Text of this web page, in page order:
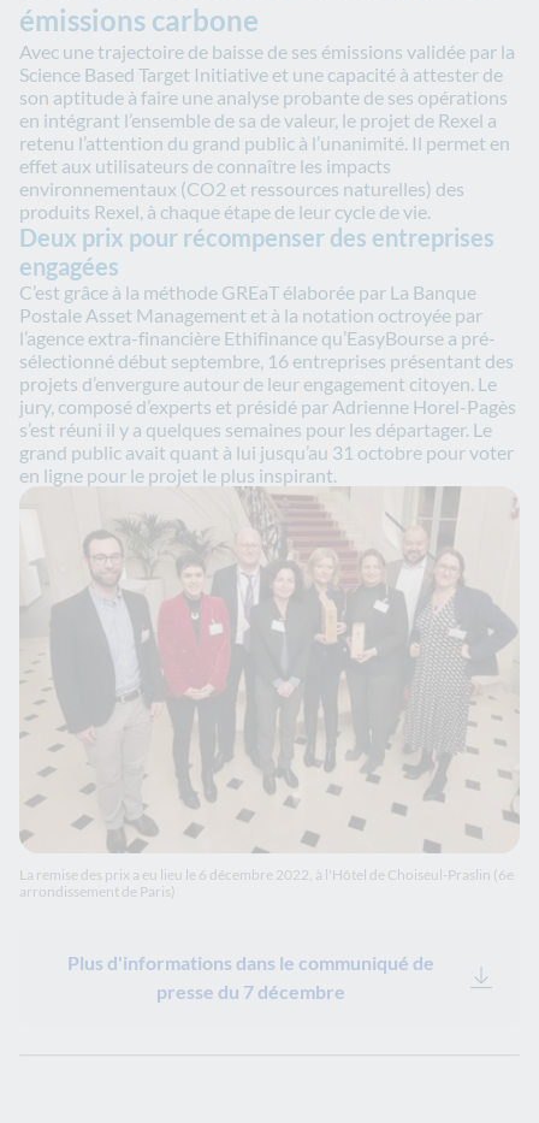
émissions carbone
Avec une trajectoire de baisse de ses émissions validée par la
Science Based Target Initiative et une capacité à attester de
son aptitude à faire une analyse probante de ses opérations
en intégrant l’ensemble de sa de valeur, le projet de Rexel a
retenu l’attention du grand public à l’unanimité. Il permet en
effet aux utilisateurs de connaître les impacts
environnementaux (CO2 et ressources naturelles) des
produits Rexel, à chaque étape de leur cycle de vie.
Deux prix pour récompenser des entreprises
engagées
C’est grâce à la méthode GREaT élaborée par La Banque
Postale Asset Management et à la notation octroyée par
l’agence extra-financière Ethifinance qu’EasyBourse a pré-
sélectionné début septembre, 16 entreprises présentant des
projets d’envergure autour de leur engagement citoyen. Le
jury, composé d’experts et présidé par Adrienne Horel-Pagès
s’est réuni il y a quelques semaines pour les départager. Le
grand public avait quant à lui jusqu’au 31 octobre pour voter
en ligne pour le projet le plus inspirant.
La remise des prix a eu lieu le 6 décembre 2022, à l'Hôtel de Choiseul-Praslin (6e
arrondissement de Paris)
Plus d'informations dans le communiqué de
presse du 7 décembre